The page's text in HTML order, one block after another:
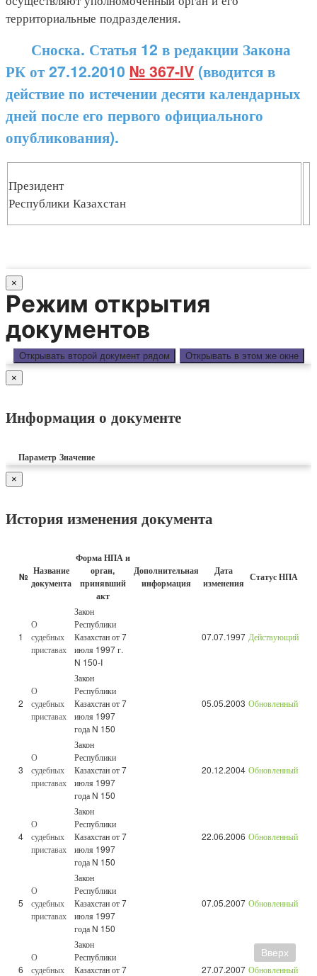
территориальные подразделения.
Сноска. Статья 12 в редакции Закона
РК от 27.12.2010 № 367-IV (вводится в
действие по истечении десяти календарных
дней после его первого официального
опубликования).
Президент
Республики Казахстан
×
Режим открытия
документов
Открывать второй документ рядом Открывать в этом же окне
×
Информация о документе
Параметр Значение
×
История изменения документа
№ Название
документа
Форма НПА и
орган,
принявший
акт
Дополнительная
информация
Дата
изменения Статус НПА
1
О
судебных
приставах
Закон
Республики
Казахстан от 7
июля 1997 г.
N 150-I
07.07.1997 Действующий
2
О
судебных
приставах
Закон
Республики
Казахстан от 7
июля 1997
года N 150
05.05.2003 Обновленный
3
О
судебных
приставах
Закон
Республики
Казахстан от 7
июля 1997
года N 150
20.12.2004 Обновленный
4
О
судебных
приставах
Закон
Республики
Казахстан от 7
июля 1997
года N 150
22.06.2006 Обновленный
5
О
судебных
приставах
Закон
Республики
Казахстан от 7
июля 1997
года N 150
07.05.2007 Обновленный
6
О
судебных
Закон
Республики
Казахстан от 7
27.07.2007 Обновленный
Вверх